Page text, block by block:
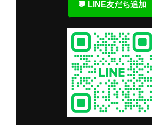
💬 LINE友だち追加